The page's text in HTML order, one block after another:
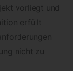
vorliegt und
erfüllt
nicht zu